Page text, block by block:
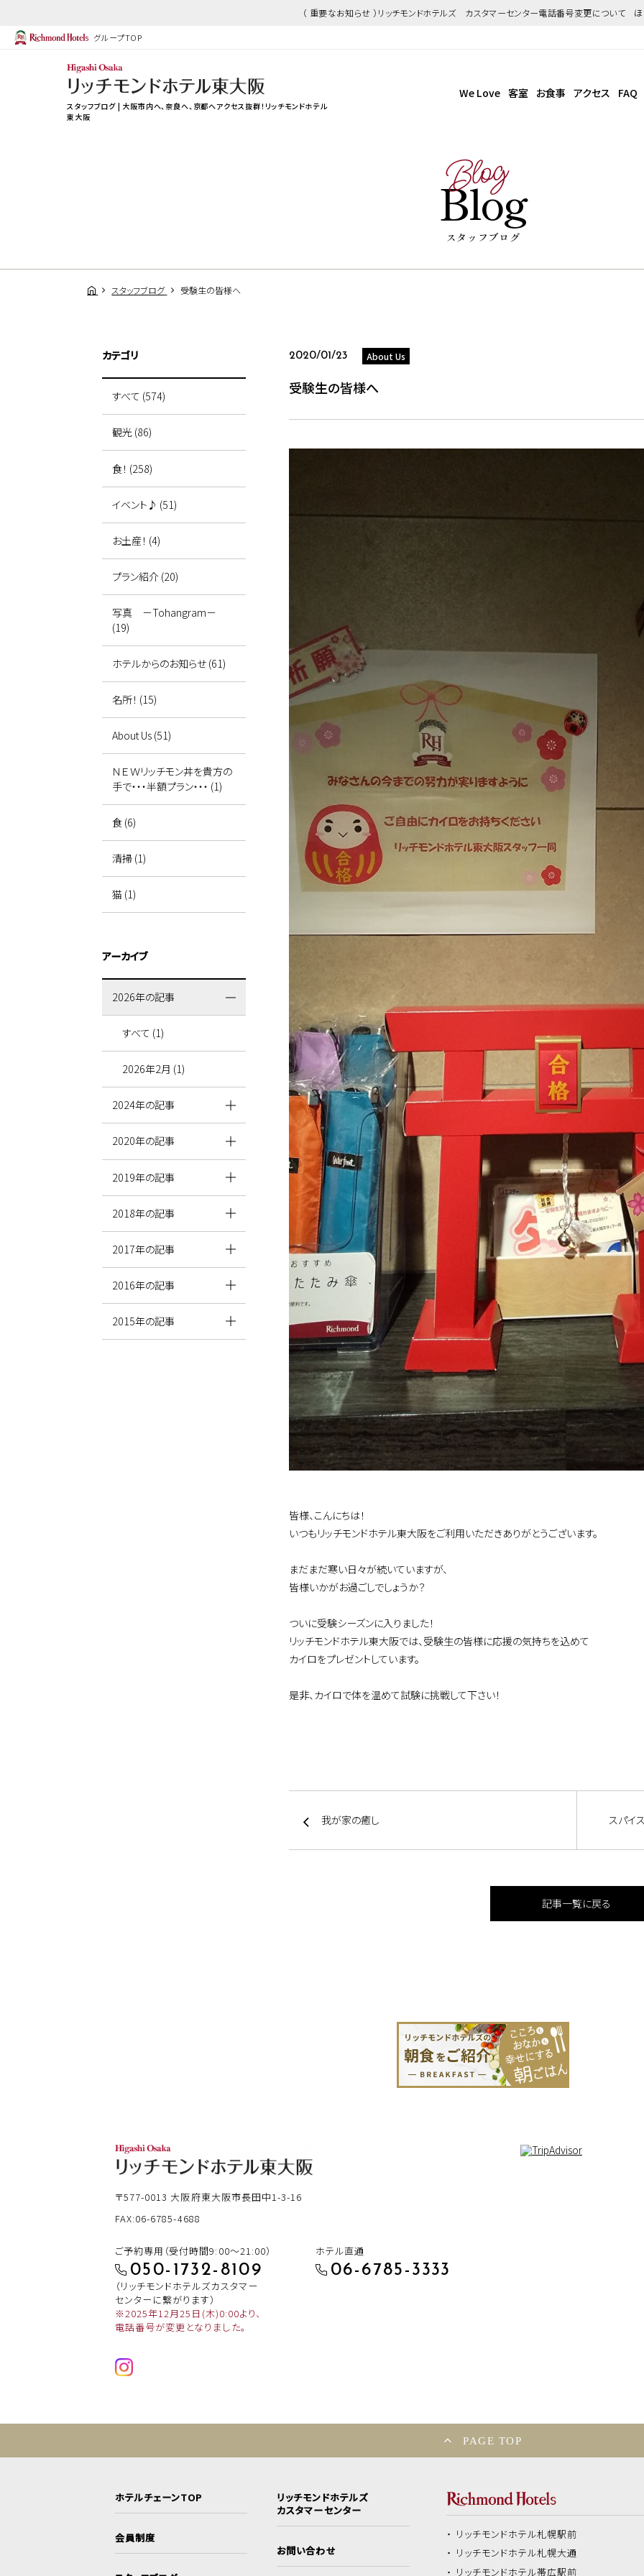
（ 重要なお知らせ ）リッチモンドホテルズ カスタマーセンター電話番号変更について
グループTOP
スタッフブログ | 大阪市内へ、奈良へ、京都へアクセス抜群！リッチモンドホテル
東大阪
We Love 客室 お食事 アクセス FAQ
Blog
Blog
スタッフブログ
スタッフブログ 受験生の皆様へ
2020/01/23 About Us
受験生の皆様へ
皆様、こんにちは！
いつもリッチモンドホテル東大阪をご利用いただきありがとうございます。
まだまだ寒い日々が続いていますが、
皆様いかがお過ごしでしょうか？
ついに受験シーズンに入りました！
リッチモンドホテル東大阪では、受験生の皆様に応援の気持ちを込めて
カイロをプレゼントしています。
是非、カイロで体を温めて試験に挑戦して下さい！
我が家の癒し スパイ
記事一覧に戻る
カテゴリ
すべて (574)
観光 (86)
食！ (258)
イベント♪ (51)
お土産！ (4)
プラン紹介 (20)
写真 －Tohangram－
(19)
ホテルからのお知らせ (61)
名所！ (15)
About Us (51)
ＮＥＷリッチモン丼を貴方の
手で・・・半額プラン・・・ (1)
食 (6)
清掃 (1)
猫 (1)
アーカイブ
2026年の記事
すべて (1)
2026年2月 (1)
2024年の記事
2020年の記事
2019年の記事
2018年の記事
2017年の記事
2016年の記事
2015年の記事
〒577-0013大阪府東大阪市長田中1-3-16
FAX:06-6785-4688
ご予約専用（受付時間9:00～21:00）
050-1732-8109
（リッチモンドホテルズカスタマー
センターに繋がります）
※2025年12月25日(木)0:00より、
電話番号が変更となりました。
ホテル直通
06-6785-3333
PAGE TOP
ホテルチェーンTOP
会員制度
リッチモンドホテルズ
カスタマーセンター
お問い合わせ
リッチモンドホテル札幌駅前
リッチモンドホテル札幌大通
リッチモンドホテル帯広駅前